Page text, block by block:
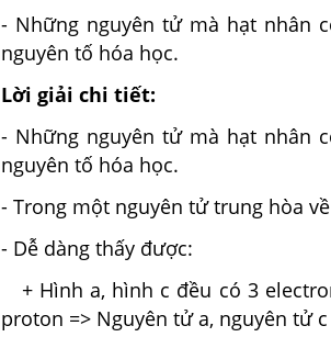
- Những nguyên tử mà hạt nhân
nguyên tố hóa học.
Lời giải chi tiết:
- Những nguyên tử mà hạt nhân
nguyên tố hóa học.
- Trong một nguyên tử trung hòa
- Dễ dàng thấy được:
+ Hình a, hình c đều có 3
proton => Nguyên tử a, nguyên tử